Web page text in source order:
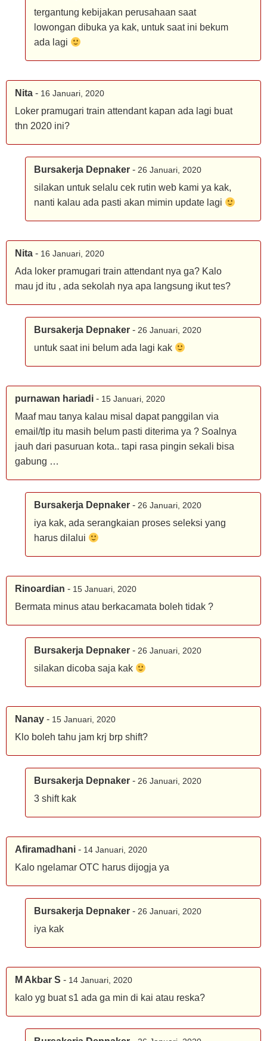
tergantung kebijakan perusahaan saat
lowongan dibuka ya kak, untuk saat ini bekum
ada lagi
Nita - 16 Januari, 2020
Loker pramugari train attendant kapan ada lagi buat
thn 2020 ini?
Bursakerja Depnaker - 26 Januari, 2020
silakan untuk selalu cek rutin web kami ya kak,
nanti kalau ada pasti akan mimin update lagi
Nita - 16 Januari, 2020
Ada loker pramugari train attendant nya ga? Kalo
mau jd itu , ada sekolah nya apa langsung ikut tes?
Bursakerja Depnaker - 26 Januari, 2020
untuk saat ini belum ada lagi kak
purnawan hariadi - 15 Januari, 2020
Maaf mau tanya kalau misal dapat panggilan via
email/tlp itu masih belum pasti diterima ya ? Soalnya
jauh dari pasuruan kota.. tapi rasa pingin sekali bisa
gabung …
Bursakerja Depnaker - 26 Januari, 2020
iya kak, ada serangkaian proses seleksi yang
harus dilalui
Rinoardian - 15 Januari, 2020
Bermata minus atau berkacamata boleh tidak ?
Bursakerja Depnaker - 26 Januari, 2020
silakan dicoba saja kak
Nanay - 15 Januari, 2020
Klo boleh tahu jam krj brp shift?
Bursakerja Depnaker - 26 Januari, 2020
3 shift kak
Afiramadhani - 14 Januari, 2020
Kalo ngelamar OTC harus dijogja ya
Bursakerja Depnaker - 26 Januari, 2020
iya kak
M Akbar S - 14 Januari, 2020
kalo yg buat s1 ada ga min di kai atau reska?